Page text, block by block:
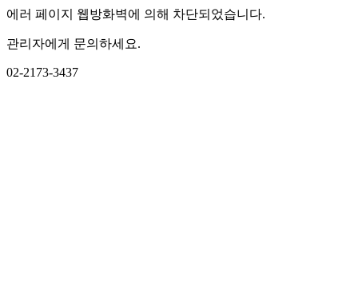
에러 페이지 웹방화벽에 의해 차단되었습니다.
관리자에게 문의하세요.
02-2173-3437